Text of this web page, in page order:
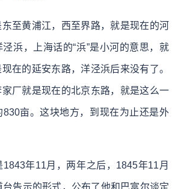
至黄浦江，西至界路，就是现在的河
浜，上海话的“浜”是小河的意思，就
在的延安东路，洋泾浜后来没有了。
厂就是现在的北京东路，就是这么一
亩。这块地方，到现在为止还是外
年11月，两年之后，1845年11月
告示的形式，公布了他和巴富尔谈定